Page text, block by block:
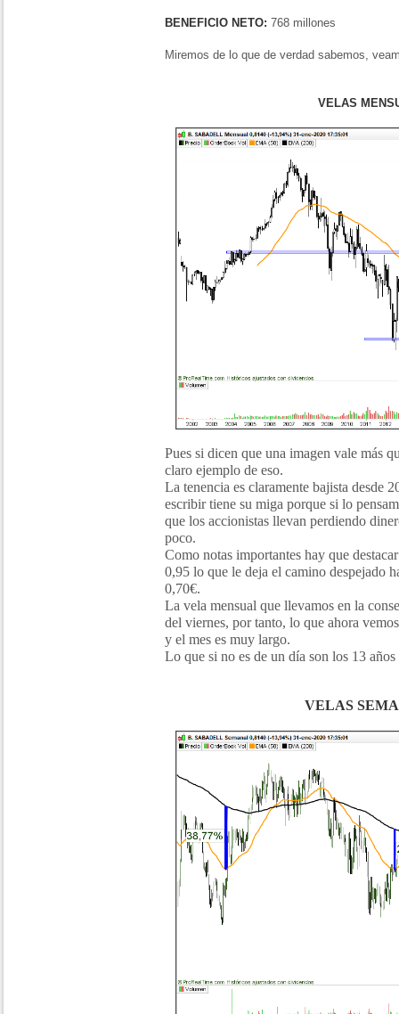
BENEFICIO NETO: 768 millones
Miremos de lo que de verdad sabemos,
VELAS
Pues si dicen que una imagen vale más
claro ejemplo de eso.
La tenencia es claramente bajista desde
escribir tiene su miga porque si lo
que los accionistas llevan perdiendo
poco.
Como notas importantes hay que
0,95 lo que le deja el camino despejado
0,70€.
La vela mensual que llevamos en la
del viernes, por tanto, lo que ahora
y el mes es muy largo.
Lo que si no es de un día son los 13
VELAS